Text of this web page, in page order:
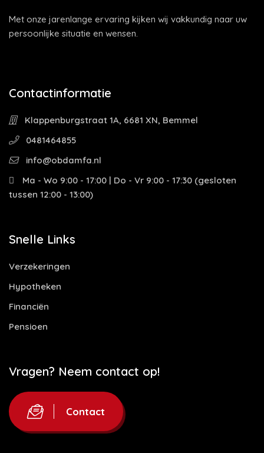
Met onze jarenlange ervaring kijken wij vakkundig naar uw
persoonlijke situatie en wensen.
Contactinformatie
Klappenburgstraat 1A, 6681 XN, Bemmel
0481464855
info@obdamfa.nl
Ma - Wo 9:00 - 17:00 | Do - Vr 9:00 - 17:30 (gesloten
tussen 12:00 - 13:00)
Snelle Links
Verzekeringen
Hypotheken
Financiën
Pensioen
Vragen? Neem contact op!
Contact